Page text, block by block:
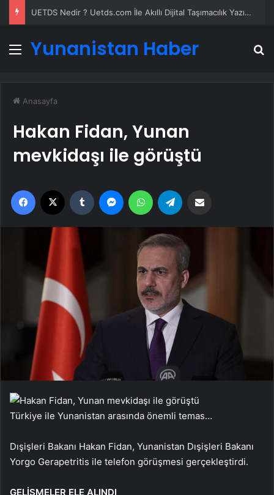
UETDS Nedir ? Uetds.com İle Akıllı Dijital Taşımacılık Yazılımı
Menü
Yunanistan Haber
Anasayfa
Hakan Fidan, Yunan
mevkidaşı ile görüştü
Facebook Tumblr MessengerWhatsApp
Türkiye ile Yunanistan arasında önemli temas…
Dışişleri Bakanı Hakan Fidan, Yunanistan Dışişleri Bakanı
Yorgo Gerapetritis ile telefon görüşmesi gerçekleştirdi.
GELİŞMELER ELE ALINDI